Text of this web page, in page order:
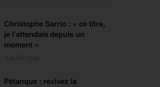
Christophe Sarrio : « ce titre,
je l’attendais depuis un
moment »
Pétanque : revivez la